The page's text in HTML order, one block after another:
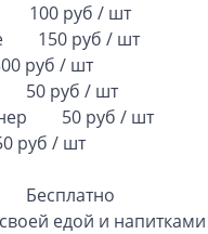
100 руб / шт
150 руб / шт
руб / шт
руб / шт
50 руб / шт
/ шт
Бесплатно
едой и